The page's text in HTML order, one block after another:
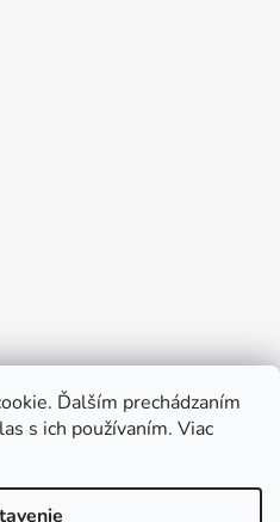
Ďalším prechádzaním
s ich používaním. Viac